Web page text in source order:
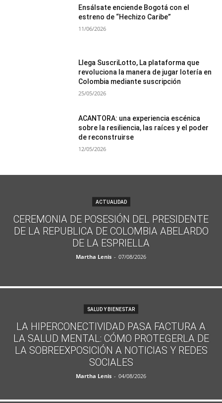
Ensálsate enciende Bogotá con el
estreno de “Hechizo Caribe”
11/06/2026
Llega SuscriLotto, La plataforma que
revoluciona la manera de jugar lotería en
Colombia mediante suscripción
25/05/2026
ACANTORA: una experiencia escénica
sobre la resiliencia, las raíces y el poder
de reconstruirse
12/05/2026
ACTUALIDAD
CEREMONIA DE POSESIÓN DEL PRESIDENTE
DE LA REPUBLICA DE COLOMBIA ABELARDO
DE LA ESPRIELLA
Martha Lenis - 07/08/2026
SALUD Y BIENESTAR
LA HIPERCONECTIVIDAD PASA FACTURA A
LA SALUD MENTAL: CÓMO PROTEGERLA DE
LA SOBREEXPOSICIÓN A NOTICIAS Y REDES
SOCIALES
Martha Lenis - 04/08/2026